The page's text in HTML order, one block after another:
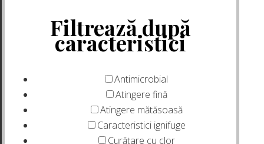
Filtrează după
caracteristici
Antimicrobial
Atingere fină
Atingere mătăsoasă
Caracteristici ignifuge
Curățare cu clor